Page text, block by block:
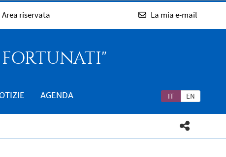
Area riservata La mia e-mail
IT EN
AGENDA